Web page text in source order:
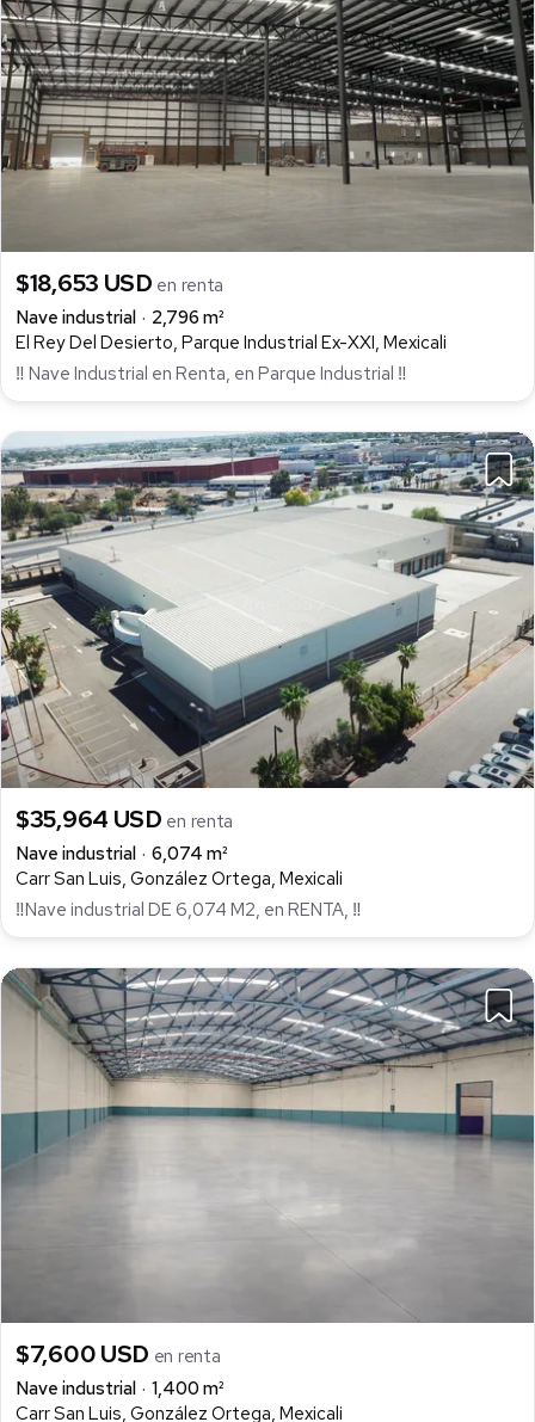
$18,653 USD en renta
Nave industrial
2,796 m²
El Rey Del Desierto, Parque Industrial Ex-XXI, Mexicali
‼ Nave Industrial en Renta, en Parque Industrial ‼
$35,964 USD en renta
Nave industrial
6,074 m²
Carr San Luis, González Ortega, Mexicali
‼Nave industrial DE 6,074 M2, en RENTA, ‼
$7,600 USD en renta
Nave industrial
1,400 m²
Carr San Luis, González Ortega, Mexicali